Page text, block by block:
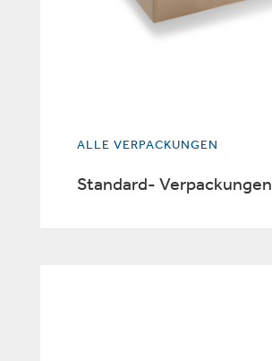
ALLE VERPACKUNGEN
Standard- Verpackungen